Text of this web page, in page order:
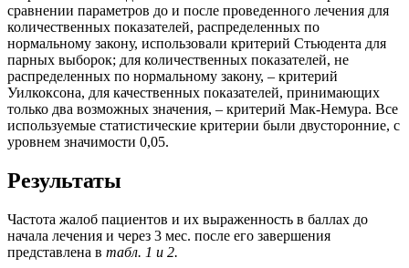
сравнении параметров до и после проведенного лечения для
количественных показателей, распределенных по
нормальному закону, использовали критерий Стьюдента для
парных выборок; для количественных показателей, не
распределенных по нормальному закону, – критерий
Уилкоксона, для качественных показателей, принимающих
только два возможных значения, – критерий Мак-Немура. Все
используемые статистические критерии были двусторонние, с
уровнем значимости 0,05.
Результаты
Частота жалоб пациентов и их выраженность в баллах до
начала лечения и через 3 мес. после его завершения
представлена в табл. 1 и 2.